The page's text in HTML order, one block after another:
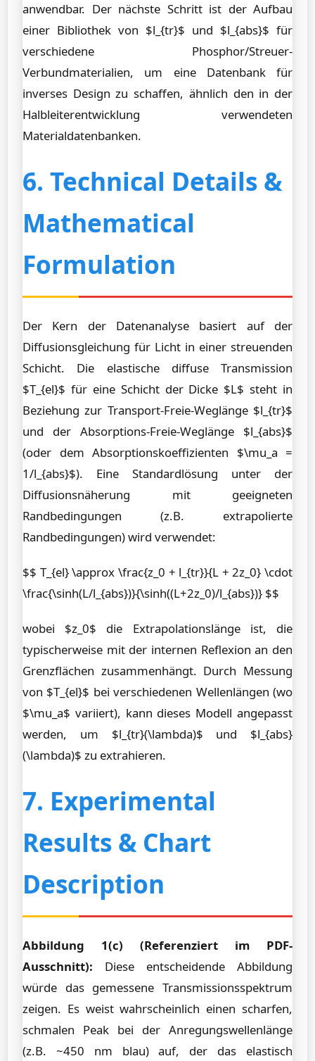
anwendbar. Der nächste Schritt ist der Aufbau
einer Bibliothek von $l_{tr}$ und $l_{abs}$ für
verschiedene Phosphor/Streuer-
Verbundmaterialien, um eine Datenbank für
inverses Design zu schaffen, ähnlich den in der
Halbleiterentwicklung verwendeten
Materialdatenbanken.
6. Technical Details &
Mathematical
Formulation
Der Kern der Datenanalyse basiert auf der
Diffusionsgleichung für Licht in einer streuenden
Schicht. Die elastische diffuse Transmission
$T_{el}$ für eine Schicht der Dicke $L$ steht in
Beziehung zur Transport-Freie-Weglänge $l_{tr}$
und der Absorptions-Freie-Weglänge $l_{abs}$
(oder dem Absorptionskoeffizienten $\mu_a =
1/l_{abs}$). Eine Standardlösung unter der
Diffusionsnäherung mit geeigneten
Randbedingungen (z.B. extrapolierte
Randbedingungen) wird verwendet:
$$ T_{el} \approx \frac{z_0 + l_{tr}}{L + 2z_0} \cdot
\frac{\sinh(L/l_{abs})}{\sinh((L+2z_0)/l_{abs})} $$
wobei $z_0$ die Extrapolationslänge ist, die
typischerweise mit der internen Reflexion an den
Grenzflächen zusammenhängt. Durch Messung
von $T_{el}$ bei verschiedenen Wellenlängen (wo
$\mu_a$ variiert), kann dieses Modell angepasst
werden, um $l_{tr}(\lambda)$ und $l_{abs}
(\lambda)$ zu extrahieren.
7. Experimental
Results & Chart
Description
Abbildung 1(c) (Referenziert im PDF-
Ausschnitt): Diese entscheidende Abbildung
würde das gemessene Transmissionsspektrum
zeigen. Es weist wahrscheinlich einen scharfen,
schmalen Peak bei der Anregungswellenlänge
(z.B. ~450 nm blau) auf, der das elastisch